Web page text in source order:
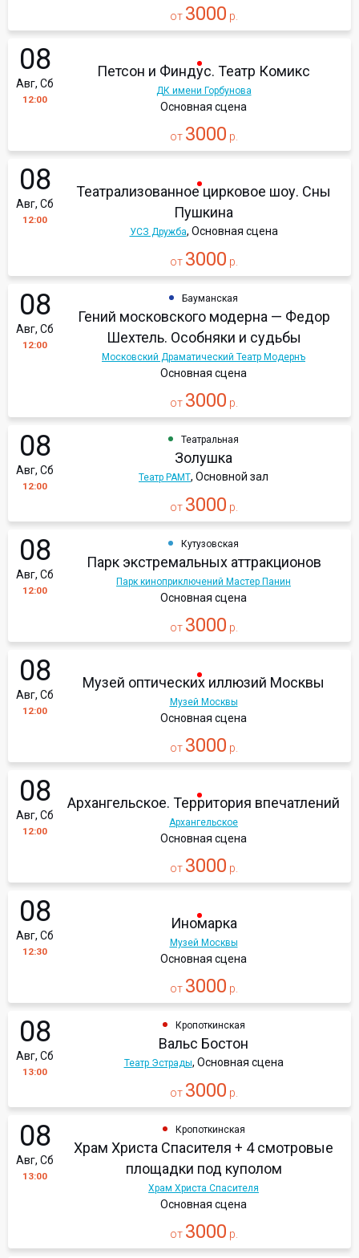
от 3000 р.
08
Авг, Сб
12:00
Петсон и Финдус. Театр Комикс
ДК имени Горбунова
Основная сцена
от 3000 р.
08
Авг, Сб
12:00
Театрализованное цирковое шоу. Сны
Пушкина
УСЗ Дружба, Основная сцена
от 3000 р.
08
Авг, Сб
12:00
Бауманская
Гений московского модерна — Федор
Шехтель. Особняки и судьбы
Московский Драматический Театр Модернъ
Основная сцена
от 3000 р.
08
Авг, Сб
12:00
Театральная
Золушка
Театр РАМТ, Основной зал
от 3000 р.
08
Авг, Сб
12:00
Кутузовская
Парк экстремальных аттракционов
Парк киноприключений Мастер Панин
Основная сцена
от 3000 р.
08
Авг, Сб
12:00
Музей оптических иллюзий Москвы
Музей Москвы
Основная сцена
от 3000 р.
08
Авг, Сб
12:00
Архангельское. Территория впечатлений
Архангельское
Основная сцена
от 3000 р.
08
Авг, Сб
12:30
Иномарка
Музей Москвы
Основная сцена
от 3000 р.
08
Авг, Сб
13:00
Кропоткинская
Вальс Бостон
Театр Эстрады, Основная сцена
от 3000 р.
08
Авг, Сб
13:00
Кропоткинская
Храм Христа Спасителя + 4 смотровые
площадки под куполом
Храм Христа Спасителя
Основная сцена
от 3000 р.